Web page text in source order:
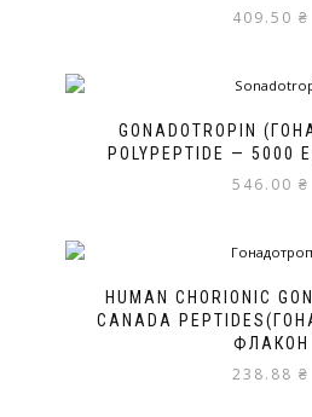
409.50 ₴
GONADOTROPIN
POLYPEPTIDE —
546.00 ₴
HUMAN CHORIONIC
CANADA
ФЛАКОН
238.88 ₴